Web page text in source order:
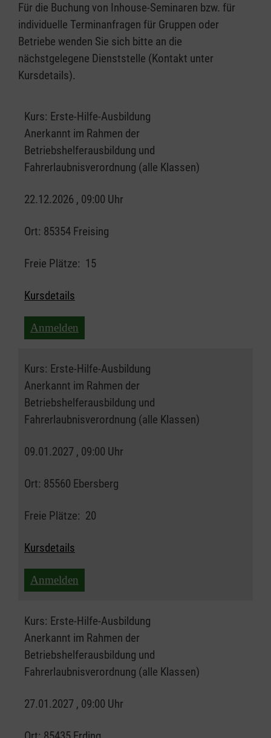
Für die Buchung von Inhouse-Seminaren bzw. für
individuelle Terminanfragen für Gruppen oder
Betriebe wenden Sie sich bitte an die
nächstgelegene Dienststelle (Kontakt unter
Kursdetails).
Kurs: Erste-Hilfe-Ausbildung
Anerkannt im Rahmen der
Betriebshelferausbildung und
Fahrerlaubnisverordnung (alle Klassen)
22.12.2026 , 09:00 Uhr
Ort: 85354 Freising
Freie Plätze: 15
Kursdetails
Anmelden
Kurs: Erste-Hilfe-Ausbildung
Anerkannt im Rahmen der
Betriebshelferausbildung und
Fahrerlaubnisverordnung (alle Klassen)
09.01.2027 , 09:00 Uhr
Ort: 85560 Ebersberg
Freie Plätze: 20
Kursdetails
Anmelden
Kurs: Erste-Hilfe-Ausbildung
Anerkannt im Rahmen der
Betriebshelferausbildung und
Fahrerlaubnisverordnung (alle Klassen)
27.01.2027 , 09:00 Uhr